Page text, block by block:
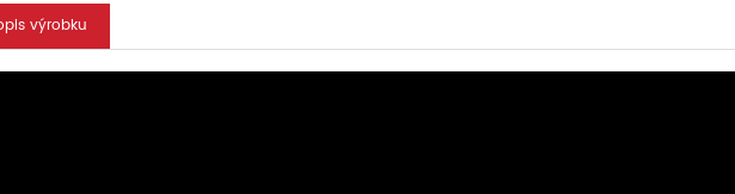
výrobku